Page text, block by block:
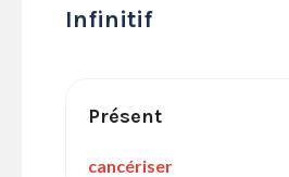
Infinitif
Présent
cancériser